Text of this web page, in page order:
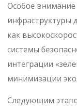
Особое внимание
инфраструктуры
как
системы
интеграции
минимизации
Следующим